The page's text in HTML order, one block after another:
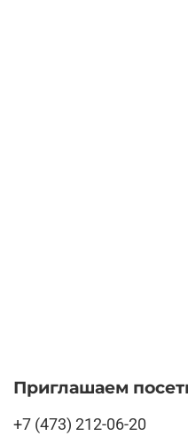
Приглашаем
+7 (473) 212-06-20